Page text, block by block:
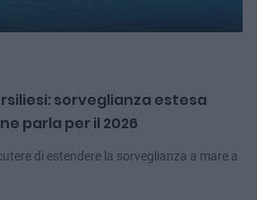
sorveglianza estesa
parla per il 2026
di estendere la sorveglianza a mare a